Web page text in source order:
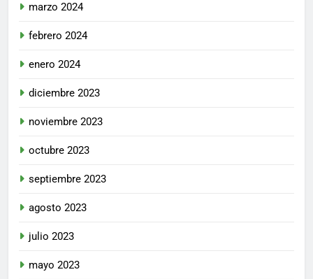
marzo 2024
febrero 2024
enero 2024
diciembre 2023
noviembre 2023
octubre 2023
septiembre 2023
agosto 2023
julio 2023
mayo 2023